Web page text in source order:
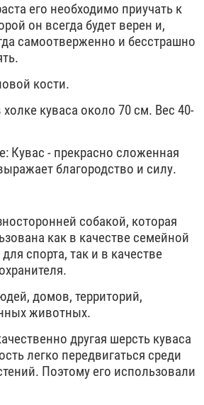
его необходимо приучать к
он всегда будет верен и,
самоотверженно и бесстрашно
кости.
куваса около 70 см. Вес 40-
Кувас - прекрасно сложенная
благородство и силу.
собакой, которая
как в качестве семейной
спорта, так и в качестве
домов, территорий,
животных.
другая шерсть куваса
легко передвигаться среди
Поэтому его использовали